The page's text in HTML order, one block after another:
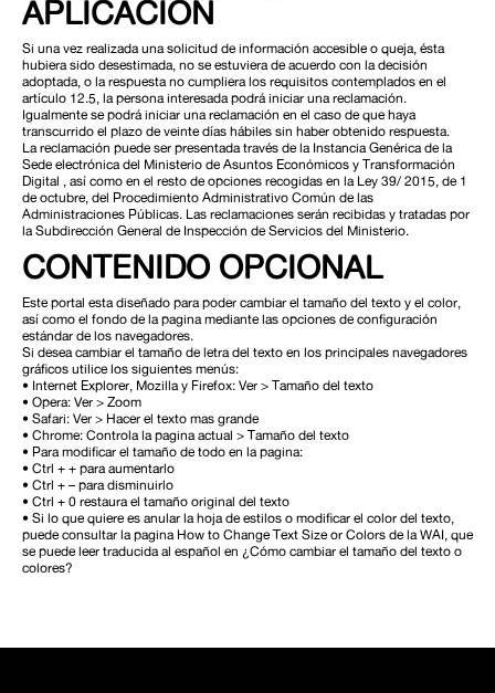
APLICACIÓN
Si una vez realizada una solicitud de información accesible o queja, ésta
hubiera sido desestimada, no se estuviera de acuerdo con la decisión
adoptada, o la respuesta no cumpliera los requisitos contemplados en el
artículo 12.5, la persona interesada podrá iniciar una reclamación.
Igualmente se podrá iniciar una reclamación en el caso de que haya
transcurrido el plazo de veinte días hábiles sin haber obtenido respuesta.
La reclamación puede ser presentada través de la Instancia Genérica de la
Sede electrónica del Ministerio de Asuntos Económicos y Transformación
Digital , así como en el resto de opciones recogidas en la Ley 39/ 2015, de 1
de octubre, del Procedimiento Administrativo Común de las
Administraciones Públicas. Las reclamaciones serán recibidas y tratadas por
la Subdirección General de Inspección de Servicios del Ministerio.
CONTENIDO OPCIONAL
Este portal esta diseñado para poder cambiar el tamaño del texto y el color,
así como el fondo de la pagina mediante las opciones de configuración
estándar de los navegadores.
Si desea cambiar el tamaño de letra del texto en los principales navegadores
gráficos utilice los siguientes menús:
• Internet Explorer, Mozilla y Firefox: Ver > Tamaño del texto
• Opera: Ver > Zoom
• Safari: Ver > Hacer el texto mas grande
• Chrome: Controla la pagina actual > Tamaño del texto
• Para modificar el tamaño de todo en la pagina:
• Ctrl + + para aumentarlo
• Ctrl + – para disminuirlo
• Ctrl + 0 restaura el tamaño original del texto
• Si lo que quiere es anular la hoja de estilos o modificar el color del texto,
puede consultar la pagina How to Change Text Size or Colors de la WAI, que
se puede leer traducida al español en ¿Cómo cambiar el tamaño del texto o
colores?